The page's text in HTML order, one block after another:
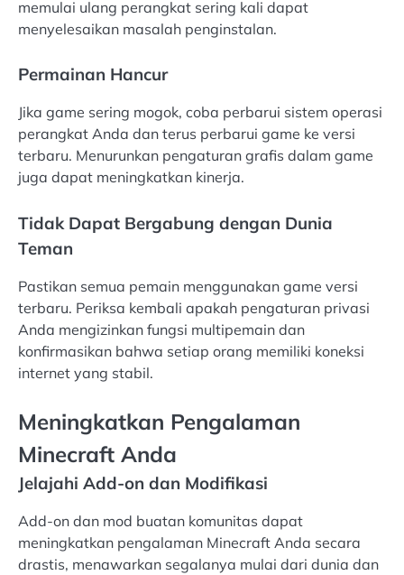
memulai ulang perangkat sering kali dapat
menyelesaikan masalah penginstalan.
Permainan Hancur
Jika game sering mogok, coba perbarui sistem operasi
perangkat Anda dan terus perbarui game ke versi
terbaru. Menurunkan pengaturan grafis dalam game
juga dapat meningkatkan kinerja.
Tidak Dapat Bergabung dengan Dunia
Teman
Pastikan semua pemain menggunakan game versi
terbaru. Periksa kembali apakah pengaturan privasi
Anda mengizinkan fungsi multipemain dan
konfirmasikan bahwa setiap orang memiliki koneksi
internet yang stabil.
Meningkatkan Pengalaman
Minecraft Anda
Jelajahi Add-on dan Modifikasi
Add-on dan mod buatan komunitas dapat
meningkatkan pengalaman Minecraft Anda secara
drastis, menawarkan segalanya mulai dari dunia dan